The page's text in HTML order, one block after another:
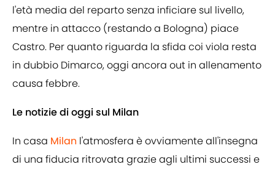
l'età media del reparto senza inficiare sul livello,
mentre in attacco (restando a Bologna) piace
Castro. Per quanto riguarda la sfida coi viola resta
in dubbio Dimarco, oggi ancora out in allenamento
causa febbre.
Le notizie di oggi sul Milan
In casa Milan l'atmosfera è ovviamente all'insegna
di una fiducia ritrovata grazie agli ultimi successi e